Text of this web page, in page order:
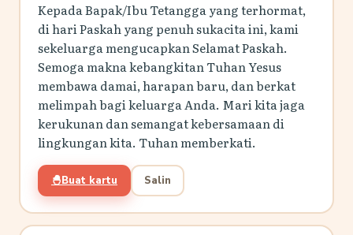
Kepada Bapak/Ibu Tetangga yang terhormat,
di hari Paskah yang penuh sukacita ini, kami
sekeluarga mengucapkan Selamat Paskah.
Semoga makna kebangkitan Tuhan Yesus
membawa damai, harapan baru, dan berkat
melimpah bagi keluarga Anda. Mari kita jaga
kerukunan dan semangat kebersamaan di
lingkungan kita. Tuhan memberkati.
🐣Buat kartu Salin